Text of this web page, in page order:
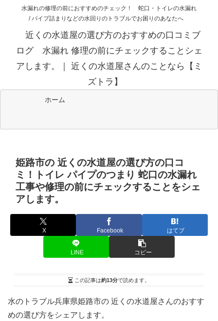
水漏れの修理の前におすすめのチェック！ 蛇口・トイレの水漏れ
/ パイプ詰まりなどの水回りのトラブルでお困りのあなたへ
近くの水道屋の選び方のおすすめの口コミブ
ログ 水漏れ 修理の前にチェックすることシェ
アします。｜ 近くの水道屋さんのことなら【ミ
ズトラ】
ホーム
姫路市の 近くの水道屋の選び方の口コ
ミ！トイレ パイプのつまり 蛇口の水漏れ
工事や修理の前にチェックすることをシェ
アします。
X Facebook はてブ
LINE コピー
この記事は約13分で読めます。
水のトラブル兵庫県姫路市の 近くの水道屋さんのおすす
めの選び方をシェアします。